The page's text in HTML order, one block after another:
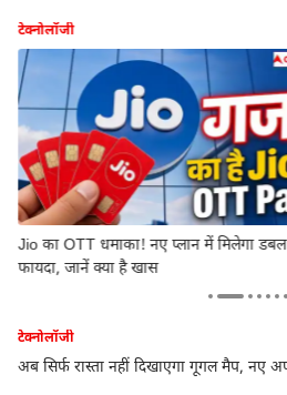
टेक्नोलॉजी
Jio का OTT धमाका! नए प्लान में मिलेगा डबल
फायदा, जानें क्या है खास
टेक्नोलॉजी
अब सिर्फ रास्ता नहीं दिखाएगा गूगल मैप, नए